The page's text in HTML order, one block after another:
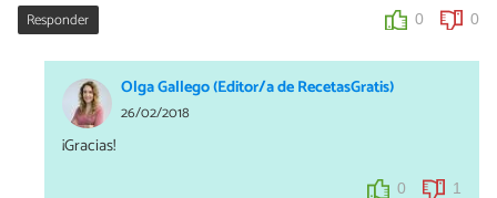
Responder 0 0
Olga Gallego (Editor/a de RecetasGratis)
26/02/2018
¡Gracias!
0 1